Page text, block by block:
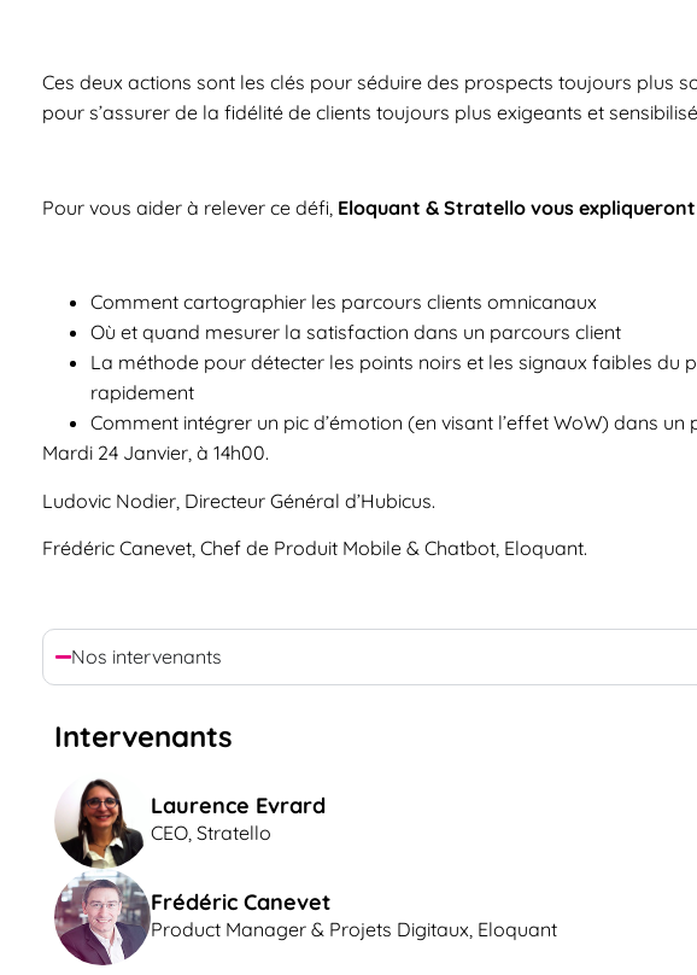
Ces deux actions sont les clés pour séduire des prospects toujours plus
pour s’assurer de la fidélité de clients toujours plus exigeants et
Pour vous aider à relever ce défi, Eloquant & Stratello vous
Comment cartographier les parcours clients omnicanaux
Où et quand mesurer la satisfaction dans un parcours client
La méthode pour détecter les points noirs et les signaux faibles du
rapidement
Comment intégrer un pic d’émotion (en visant l’effet WoW) dans un
Mardi 24 Janvier, à 14h00.
Ludovic Nodier, Directeur Général d’Hubicus.
Frédéric Canevet, Chef de Produit Mobile & Chatbot, Eloquant.
Nos intervenants
Intervenants
Laurence Evrard
CEO, Stratello
Frédéric Canevet
Product Manager & Projets Digitaux, Eloquant